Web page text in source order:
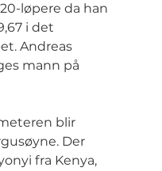
løpere da han
i det
Andreas
mann på
blir
Der
fra Kenya,